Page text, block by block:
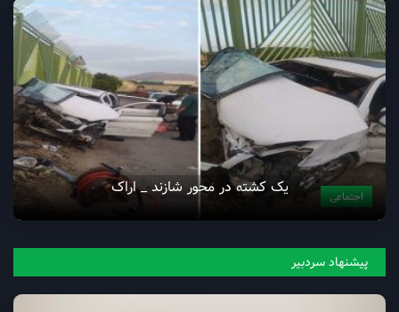
اجتماعی یک کشته در محور شازند _ اراک
پیشنهاد سردبیر